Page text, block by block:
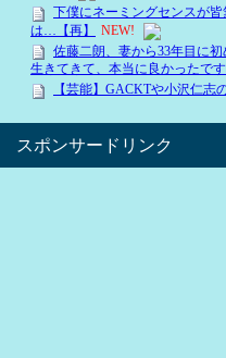
スポンサードリンク